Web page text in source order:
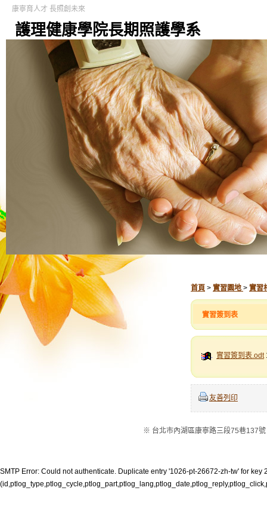
護理健康學院長期照護學系
康寧育人才 長照創未來
首頁 > 實習園地 > 實習
實習簽到表
實習簽到表.odt
友善列印
※ 台北市內湖區康寧路三段75巷137
SMTP Error: Could not authenticate. Duplicate entry '1026-pt-26672-zh-tw' for key